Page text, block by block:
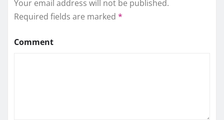
Your email address will not be published.
Required fields are marked *
Comment